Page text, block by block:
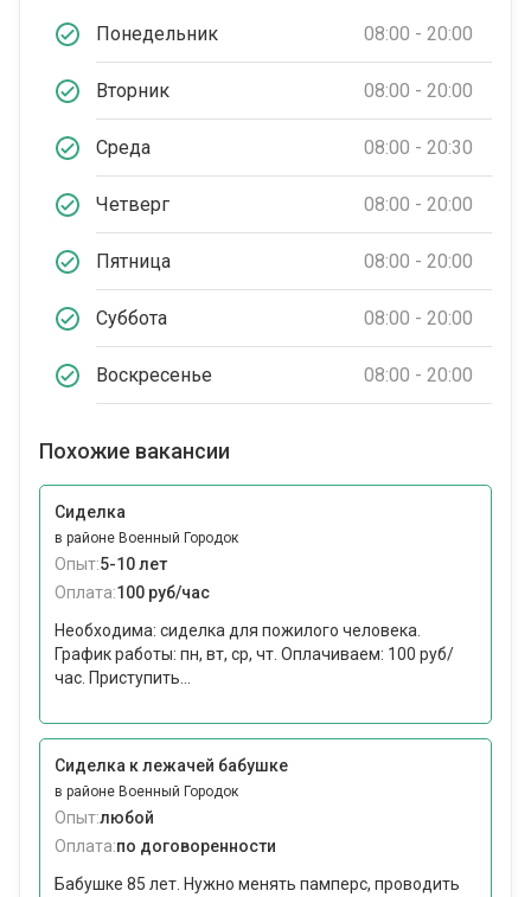
Понедельник 08:00 - 20:00
Вторник 08:00 - 20:00
Среда 08:00 - 20:30
Четверг 08:00 - 20:00
Пятница 08:00 - 20:00
Суббота 08:00 - 20:00
Воскресенье 08:00 - 20:00
Похожие вакансии
Сиделка
в районе Военный Городок
Опыт:5-10 лет
Оплата:100 руб/час
Необходима: сиделка для пожилого человека.
График работы: пн, вт, ср, чт. Оплачиваем: 100 руб/
час. Приступить...
Сиделка к лежачей бабушке
в районе Военный Городок
Опыт:любой
Оплата:по договоренности
Бабушке 85 лет. Нужно менять памперс, проводить